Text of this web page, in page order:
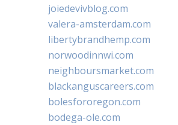
joiedevivblog.com
valera-amsterdam.com
libertybrandhemp.com
norwoodinnwi.com
neighboursmarket.com
blackanguscareers.com
bolesfororegon.com
bodega-ole.com